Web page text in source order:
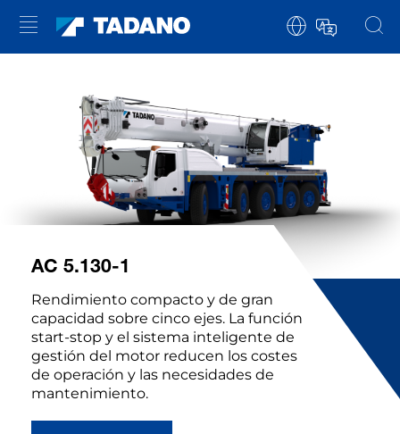
AC 5.130-1
Rendimiento compacto y de gran
capacidad sobre cinco ejes. La función
start-stop y el sistema inteligente de
gestión del motor reducen los costes
de operación y las necesidades de
mantenimiento.